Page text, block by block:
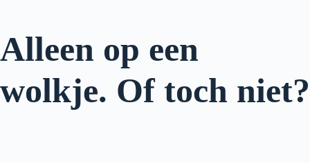
Alleen op een
wolkje. Of toch niet?